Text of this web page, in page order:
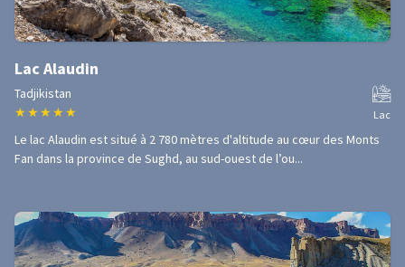
Lac Alaudin
Tadjikistan
★ ★ ★ ★ ★ Lac
Le lac Alaudin est situé à 2 780 mètres d'altitude au cœur des Monts
Fan dans la province de Sughd, au sud-ouest de l’ou...